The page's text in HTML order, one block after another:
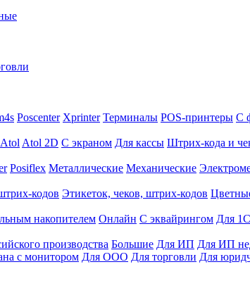
Poscenter Xprinter Терминалы POS-принтеры С
Atol Atol 2D С экраном Для кассы Штрих-кода и
Posiflex Металлические Механические
кодов Этикеток, чеков, штрих-кодов
накопителем Онлайн С эквайрингом Для 1С
производства Большие Для ИП Для ИП
с монитором Для ООО Для торговли Для